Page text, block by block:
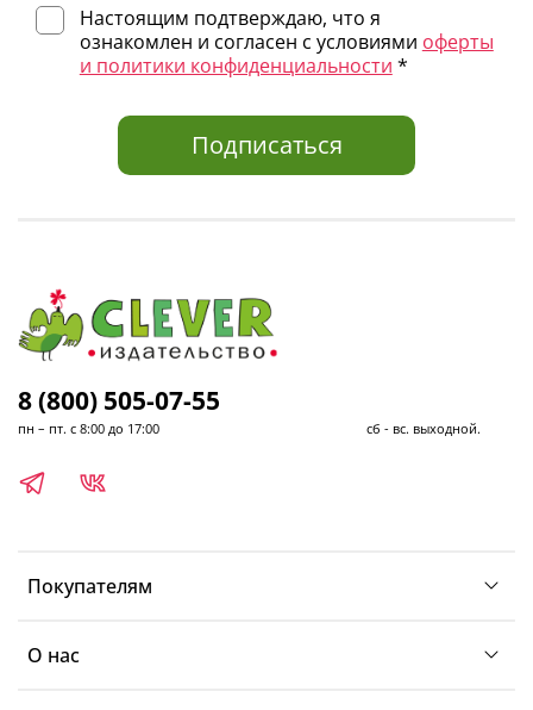
Настоящим подтверждаю, что я
ознакомлен и согласен с условиями оферты
и политики конфиденциальности *
Подписаться
Покупателям
О нас
8 (800) 505-07-55
пн – пт. с 8:00 до 17:00 сб - вс. выходной.